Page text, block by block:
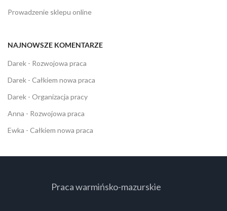
Prowadzenie sklepu online
NAJNOWSZE KOMENTARZE
Darek - Rozwojowa praca
Darek - Całkiem nowa praca
Darek - Organizacja pracy
Anna - Rozwojowa praca
Ewka - Całkiem nowa praca
Praca warmińsko-mazurskie